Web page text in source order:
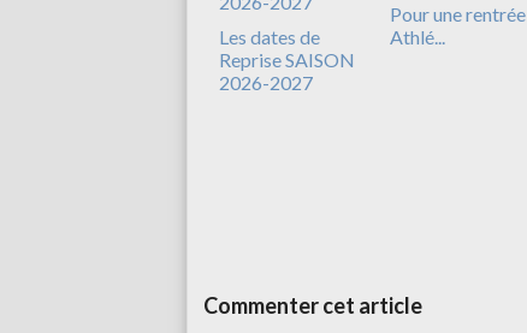
Les dates de
Reprise SAISON
2026-2027
Pour une rentrée
Athlé...
Commenter cet article